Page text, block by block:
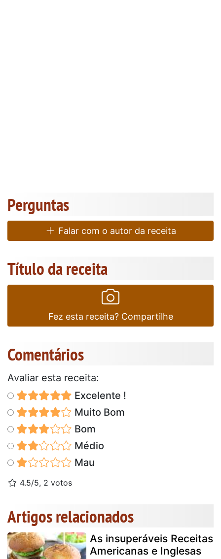
Perguntas
Falar com o autor da receita
Título da receita
Fez esta receita? Compartilhe
Comentários
Avaliar esta receita:
Excelente !
Muito Bom
Bom
Médio
Mau
4.5/5, 2 votos
Artigos relacionados
As insuperáveis Receitas
Americanas e Inglesas